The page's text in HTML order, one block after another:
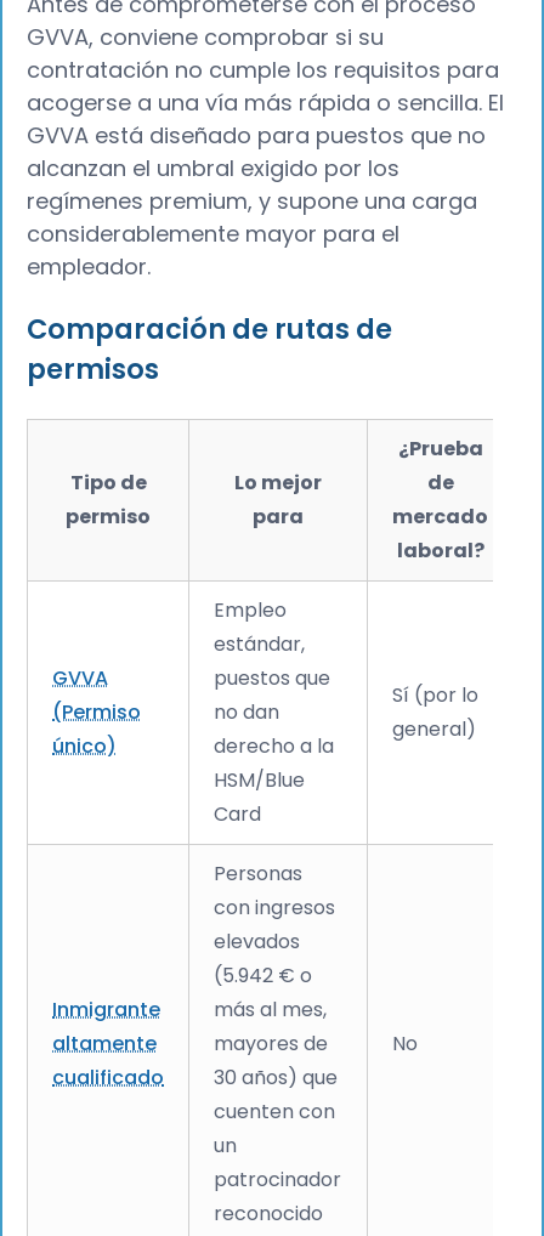
GVVA, conviene comprobar si su
contratación no cumple los requisitos para
acogerse a una vía más rápida o sencilla. El
GVVA está diseñado para puestos que no
alcanzan el umbral exigido por los
regímenes premium, y supone una carga
considerablemente mayor para el
empleador.
Comparación de rutas de
permisos
Tipo de
permiso
Lo mejor
para
¿Prueba
de
mercado
laboral?
GVVA
(Permiso
único)
Empleo
estándar,
puestos que
no dan
derecho a la
HSM/Blue
Card
Sí (por lo
general)
Inmigrante
altamente
cualificado
Personas
con ingresos
elevados
(5.942 € o
más al mes,
mayores de
30 años) que
cuenten con
un
patrocinador
reconocido
No